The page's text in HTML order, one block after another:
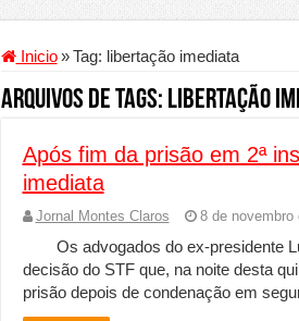
Criador de Sites ou VPS:
Conheça a melhor
Segurança digital se
Comércio Interativo
De economista a
Marcenaria sob medida:
Do estudo à aprovação:
Inicio » Tag: libertação imediata
Arquivos de Tags: libertação
Após fim da prisão em 2ª
imediata
Jornal Montes Claros 8 de novembro
Os advogados do ex-presidente
decisão do STF que, na noite desta
prisão depois de condenação em